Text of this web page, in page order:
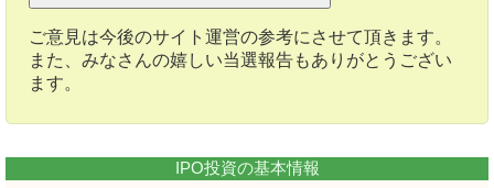
ご意見は今後のサイト運営の参考にさせて頂きます。
また、みなさんの嬉しい当選報告もありがとうござい
ます。
IPO投資の基本情報